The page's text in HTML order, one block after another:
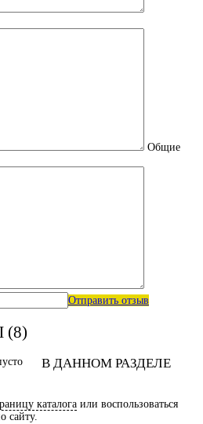
Общие
Отправить отзыв
В ДАННОМ РАЗДЕЛЕ
каталога или воспользоваться
сайту.